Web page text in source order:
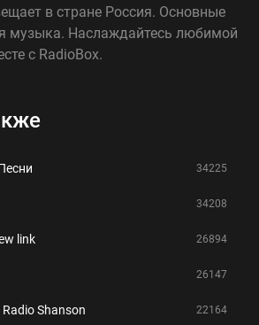
в стране Россия. Основные
музыка. Наслаждайтесь любимой
с RadioBox.
34225
34208
link 26894
26147
Shanson 22164